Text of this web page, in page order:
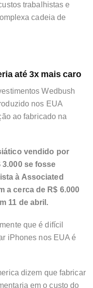
trabalhistas e
cadeia de
até 3x mais caro
Wedbush
nos EUA
ao fabricado na
vendido por
3.000se fosse
à Associated
a cerca de R$ 6.000
11 de abril.
que é difícil
iPhones nos EUA é
dizem que fabricar
em o custo do